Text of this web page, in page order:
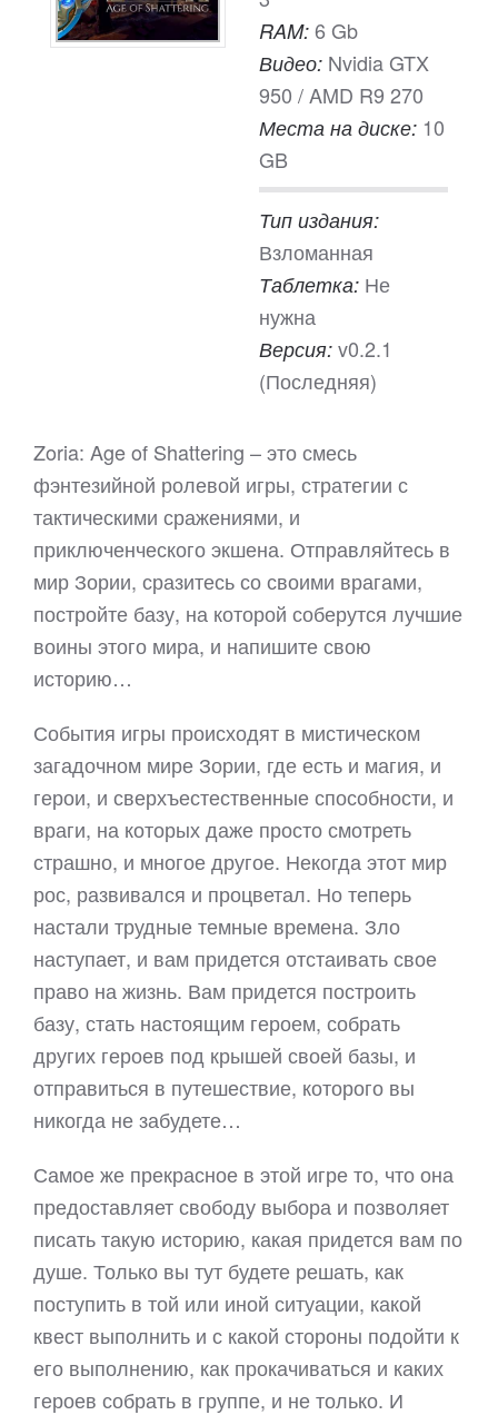
RAM: 6 Gb
Видео: Nvidia GTX
950 / AMD R9 270
Места на диске: 10
GB
Тип издания:
Взломанная
Таблетка: Не
нужна
Версия: v0.2.1
(Последняя)
Zoria: Age of Shattering – это смесь
фэнтезийной ролевой игры, стратегии с
тактическими сражениями, и
приключенческого экшена. Отправляйтесь в
мир Зории, сразитесь со своими врагами,
постройте базу, на которой соберутся лучшие
воины этого мира, и напишите свою
историю…
События игры происходят в мистическом
загадочном мире Зории, где есть и магия, и
герои, и сверхъестественные способности, и
враги, на которых даже просто смотреть
страшно, и многое другое. Некогда этот мир
рос, развивался и процветал. Но теперь
настали трудные темные времена. Зло
наступает, и вам придется отстаивать свое
право на жизнь. Вам придется построить
базу, стать настоящим героем, собрать
других героев под крышей своей базы, и
отправиться в путешествие, которого вы
никогда не забудете…
Самое же прекрасное в этой игре то, что она
предоставляет свободу выбора и позволяет
писать такую историю, какая придется вам по
душе. Только вы тут будете решать, как
поступить в той или иной ситуации, какой
квест выполнить и с какой стороны подойти к
его выполнению, как прокачиваться и каких
героев собрать в группе, и не только. И